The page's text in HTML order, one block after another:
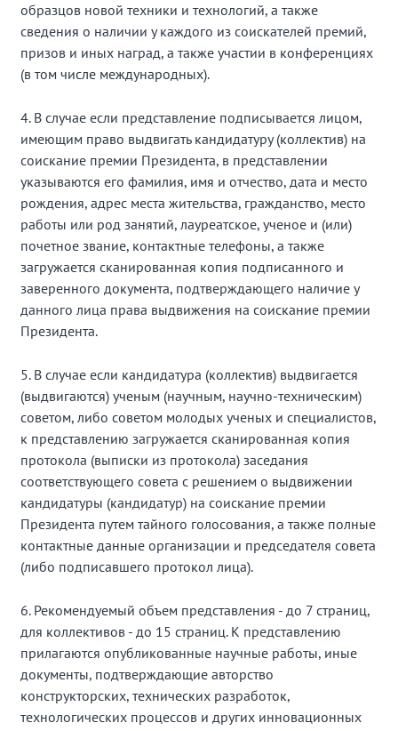
образцов новой техники и технологий, а также
сведения о наличии у каждого из соискателей премий,
призов и иных наград, а также участии в конференциях
(в том числе международных).
4. В случае если представление подписывается лицом,
имеющим право выдвигать кандидатуру (коллектив) на
соискание премии Президента, в представлении
указываются его фамилия, имя и отчество, дата и место
рождения, адрес места жительства, гражданство, место
работы или род занятий, лауреатское, ученое и (или)
почетное звание, контактные телефоны, а также
загружается сканированная копия подписанного и
заверенного документа, подтверждающего наличие у
данного лица права выдвижения на соискание премии
Президента.
5. В случае если кандидатура (коллектив) выдвигается
(выдвигаются) ученым (научным, научно-техническим)
советом, либо советом молодых ученых и специалистов,
к представлению загружается сканированная копия
протокола (выписки из протокола) заседания
соответствующего совета с решением о выдвижении
кандидатуры (кандидатур) на соискание премии
Президента путем тайного голосования, а также полные
контактные данные организации и председателя совета
(либо подписавшего протокол лица).
6. Рекомендуемый объем представления - до 7 страниц,
для коллективов - до 15 страниц. К представлению
прилагаются опубликованные научные работы, иные
документы, подтверждающие авторство
конструкторских, технических разработок,
технологических процессов и других инновационных